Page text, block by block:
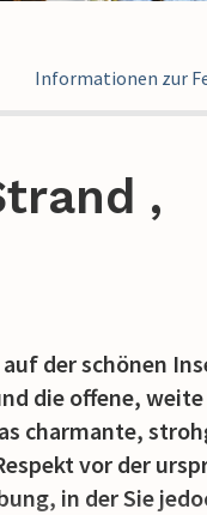
Informationen zur
,
der schönen
die offene,
charmante,
vor der
in der Sie